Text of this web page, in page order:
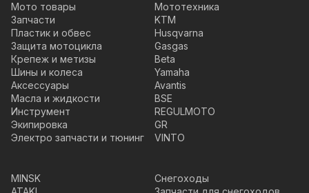
Мото товары
Запчасти
Пластик и обвес
Защита мотоцикла
Крепеж и метизы
Шины и колеса
Аксессуары
Масла и жидкости
Инструмент
Экипировка
Электро запчасти и тюнинг
Мототехника
KTM
Husqvarna
Gasgas
Beta
Yamaha
Avantis
BSE
REGULMOTO
GR
VINTO
MINSK
Снегоходы